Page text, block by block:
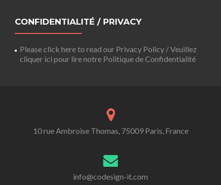
CONFIDENTIALITÉ / PRIVACY
Please click here to read our Privacy Policy / Veuillez
cliquer ici pour lire notre Politique de Confidentialité
10 rue Ambroise Thomas, 75009 Paris, France
info@codesign-it.com